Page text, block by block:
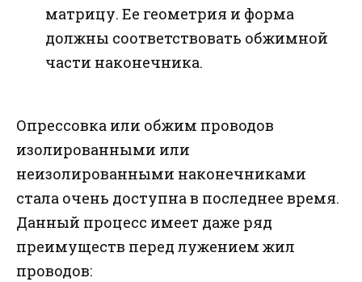
матрицу. Ее геометрия и форма
должны соответствовать обжимной
части наконечника.
Опрессовка или обжим проводов
изолированными или
неизолированными наконечниками
стала очень доступна в последнее время.
Данный процесс имеет даже ряд
преимуществ перед лужением жил
проводов: